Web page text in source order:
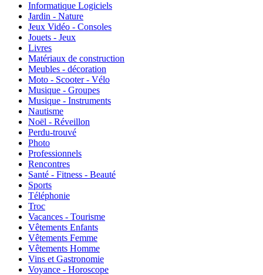
Informatique Logiciels
Jardin - Nature
Jeux Vidéo - Consoles
Jouets - Jeux
Livres
Matériaux de construction
Meubles - décoration
Moto - Scooter - Vélo
Musique - Groupes
Musique - Instruments
Nautisme
Noël - Réveillon
Perdu-trouvé
Photo
Professionnels
Rencontres
Santé - Fitness - Beauté
Sports
Téléphonie
Troc
Vacances - Tourisme
Vêtements Enfants
Vêtements Femme
Vêtements Homme
Vins et Gastronomie
Voyance - Horoscope